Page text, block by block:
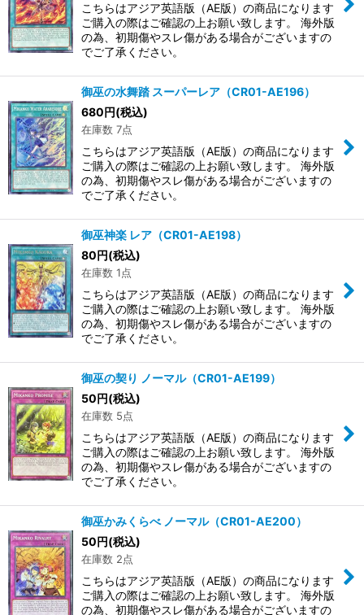
こちらはアジア英語版（AE版）の商品になります
ご購入の際はご確認の上お願い致します。 海外版
の為、初期傷やスレ傷がある場合がございますの
でご了承ください。
御巫の水舞踏 スーパーレア（CR01-AE196）
680円(税込)
在庫数 7点
こちらはアジア英語版（AE版）の商品になります
ご購入の際はご確認の上お願い致します。 海外版
の為、初期傷やスレ傷がある場合がございますの
でご了承ください。
御巫神楽 レア（CR01-AE198）
80円(税込)
在庫数 1点
こちらはアジア英語版（AE版）の商品になります
ご購入の際はご確認の上お願い致します。 海外版
の為、初期傷やスレ傷がある場合がございますの
でご了承ください。
御巫の契り ノーマル（CR01-AE199）
50円(税込)
在庫数 5点
こちらはアジア英語版（AE版）の商品になります
ご購入の際はご確認の上お願い致します。 海外版
の為、初期傷やスレ傷がある場合がございますの
でご了承ください。
御巫かみくらべ ノーマル（CR01-AE200）
50円(税込)
在庫数 2点
こちらはアジア英語版（AE版）の商品になります
ご購入の際はご確認の上お願い致します。 海外版
の為、初期傷やスレ傷がある場合がございますの